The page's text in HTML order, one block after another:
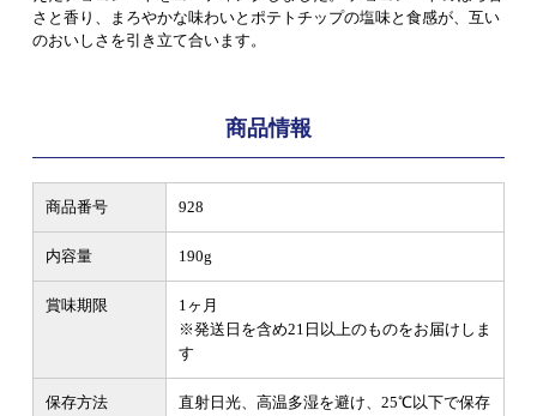
さと香り、まろやかな味わいとポテトチップの塩味と食感が、互い
のおいしさを引き立て合います。
商品情報
商品番号 928
内容量 190g
賞味期限
1ヶ月
※発送日を含め21日以上のものをお届けしま
す
保存方法
直射日光、高温多湿を避け、25℃以下で保存